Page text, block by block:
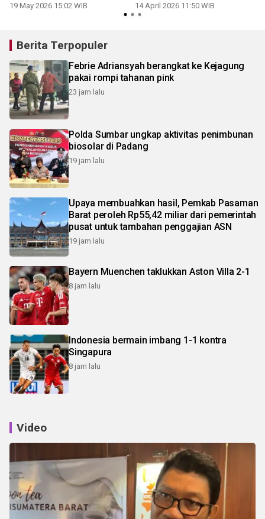
19 May 2026 15:02 WIB 14 April 2026 11:50 WIB
Berita Terpopuler
Febrie Adriansyah berangkat ke Kejagung
pakai rompi tahanan pink
23 jam lalu
Polda Sumbar ungkap aktivitas penimbunan
biosolar di Padang
19 jam lalu
Upaya membuahkan hasil, Pemkab Pasaman
Barat peroleh Rp55,42 miliar dari pemerintah
pusat untuk tambahan penggajian ASN
19 jam lalu
Bayern Muenchen taklukkan Aston Villa 2-1
8 jam lalu
Indonesia bermain imbang 1-1 kontra
Singapura
8 jam lalu
Video